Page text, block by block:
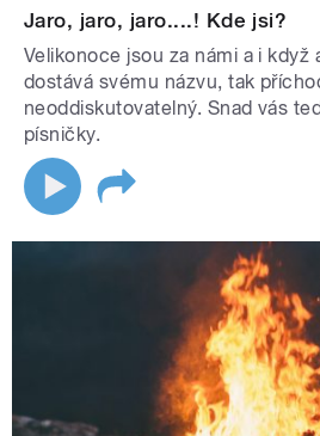
Jaro, jaro, jaro....! Kde jsi?
Velikonoce jsou za námi a i když
dostává svému názvu, tak
neoddiskutovatelný. Snad vás
písničky.